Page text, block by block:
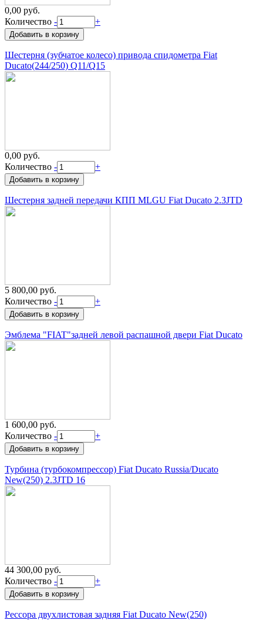
0,00 руб.
Количество - +
Шестерня (зубчатое колесо) привода спидометра Fiat
Ducato(244/250) Q11/Q15
0,00 руб.
Количество - +
Шестерня задней передачи КПП MLGU Fiat Ducato 2.3JTD
5 800,00 руб.
Количество - +
Эмблема "FIAT"задней левой распашной двери Fiat Ducato
1 600,00 руб.
Количество - +
Турбина (турбокомпрессор) Fiat Ducato Russia/Ducato
New(250) 2.3JTD 16
44 300,00 руб.
Количество - +
Рессора двухлистовая задняя Fiat Ducato New(250)